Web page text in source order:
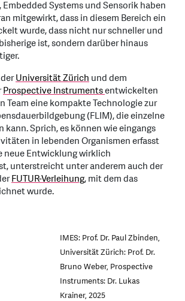
Systems und Sensorik haben
mitgewirkt, dass in diesem Bereich ein
wurde, dass nicht nur schneller und
ist, sondern darüber hinaus
Universität Zürich und dem
Prospective Instrumentsentwickelten
Team eine kompakte Technologie zur
(FLIM), die einzelne
kann. Sprich, es können wie eingangs
in lebenden Organismen erfasst
neue Entwicklung wirklich
unterstreicht unter anderem auch der
FUTUR-Verleihung, mit dem das
wurde.
IMES: Prof. Dr. Paul Zbinden,
Universität Zürich: Prof. Dr.
Bruno Weber, Prospective
Instruments: Dr. Lukas
Krainer, 2025